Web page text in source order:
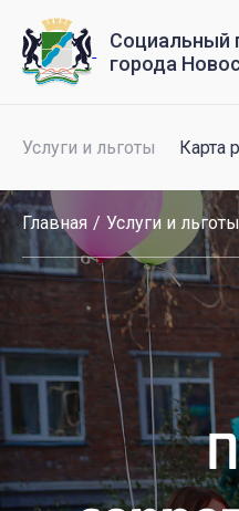
Социальный
города
Услуги и льготы Карта
Главная Услуги и льготы